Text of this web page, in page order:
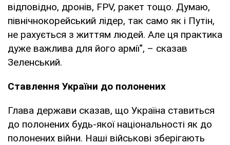
відповідно, дронів, FPV, ракет тощо. Думаю,
північнокорейський лідер, так само як і Путін,
не рахується з життям людей. Але ця практика
дуже важлива для його армії", – сказав
Зеленський.
Ставлення України до полонених
Глава держави сказав, що Україна ставиться
до полонених будь-якої національності як до
полонених війни. Наші військові зберігають